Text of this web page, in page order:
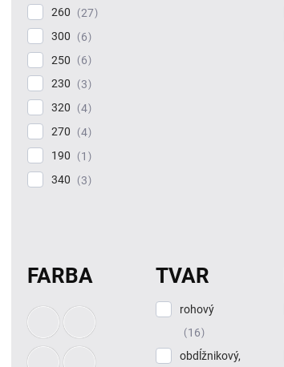
260
27
300
6
250
6
230
3
320
4
270
4
190
1
340
3
FARBA TVAR
rohový
16
obdĺžnikový,